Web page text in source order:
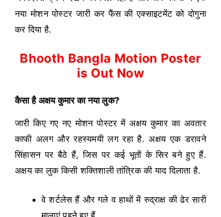
नया मोशन पोस्टर जारी कर फैंस की एक्साइटमेंट को दोगुना
कर दिया है.
Bhooth Bangla Motion Poster
is Out Now
कैसा है अक्षय कुमार का नया लुक?
जारी किए गए नए मोशन पोस्टर में अक्षय कुमार का अवतार
काफी अलग और रहस्यमयी लग रहा है. अक्षय एक डरावने
सिंहासन पर बैठे हैं, जिस पर कई भूतों के सिर बने हुए हैं.
अक्षय का लुक किसी शक्तिशाली तांत्रिक की याद दिलाता है.
वे शर्टलेस हैं और गले व हाथों में रुद्राक्ष की ढेर सारी